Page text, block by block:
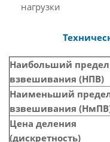
нагрузки
Наибольший предел
взвешивания (НПВ)
Наименьший
взвешивания
Цена деления
(дискретность)